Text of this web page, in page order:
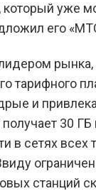
уже
его
тарифного
и
30
в сетях всех
станций